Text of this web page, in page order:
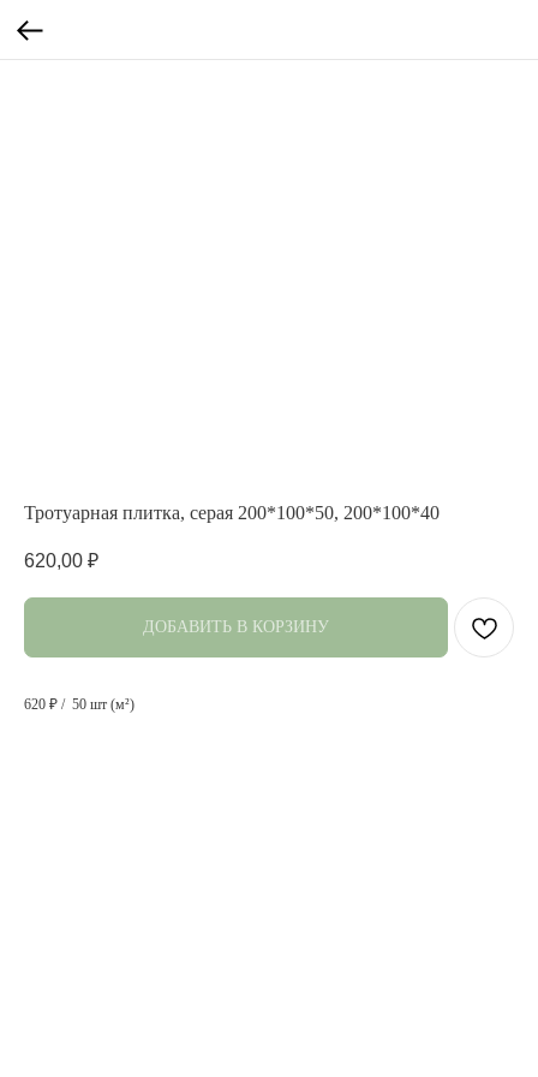
Тротуарная плитка, серая 200*100*50, 200*100*40
620,00 ₽
ДОБАВИТЬ В КОРЗИНУ
620 ₽ / 50 шт (м²)